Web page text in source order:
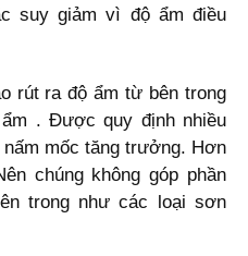
suy giảm vì độ ẩm điều
rút ra độ ẩm từ bên trong
. Được quy định nhiều
nấm mốc tăng trưởng. Hơn
chúng không góp phần
trong như các loại sơn